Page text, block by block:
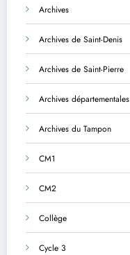
Archives
Archives de Saint-Denis
Archives de Saint-Pierre
Archives départementales
Archives du Tampon
CM1
CM2
Collège
Cycle 3